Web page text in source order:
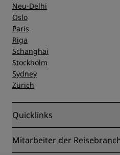
Neu-Delhi
Oslo
Paris
Riga
Schanghai
Stockholm
Sydney
Zürich
Quicklinks
Radisson Rewards
Mitarbeiter der